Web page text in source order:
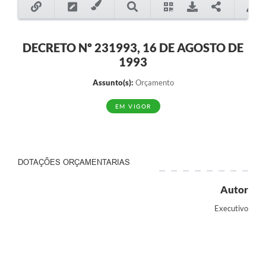
Serviços Online
Multimídia
Empregos & Oportunidades
Galeria de Vídeos
DECRETO Nº 231993, 16 DE AGOSTO DE
1993
Assunto(s): Orçamento
EM VIGOR
DOTAÇÕES ORÇAMENTARIAS
Autor
Executivo